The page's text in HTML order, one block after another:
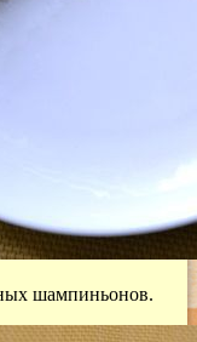
шампиньонов.